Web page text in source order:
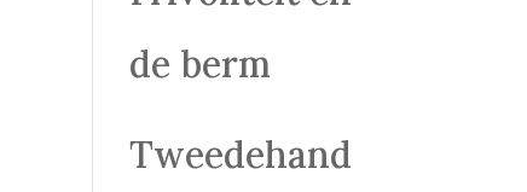
de berm
Tweedehand